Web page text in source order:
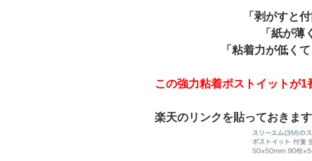
「剥がすと
「紙が薄
「粘着力が低く
この強力粘着ポストイットが1
楽天のリンクを貼っておきます